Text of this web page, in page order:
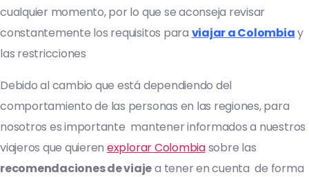
cualquier momento, por lo que se aconseja revisar
constantemente los requisitos para viajar a Colombiay
las restricciones
Debido al cambio que está dependiendo del
comportamiento de las personas en las regiones, para
nosotros es importante mantener informados a nuestros
viajeros que quieren explorar Colombiasobre las
recomendaciones de viajea tener en cuenta de forma